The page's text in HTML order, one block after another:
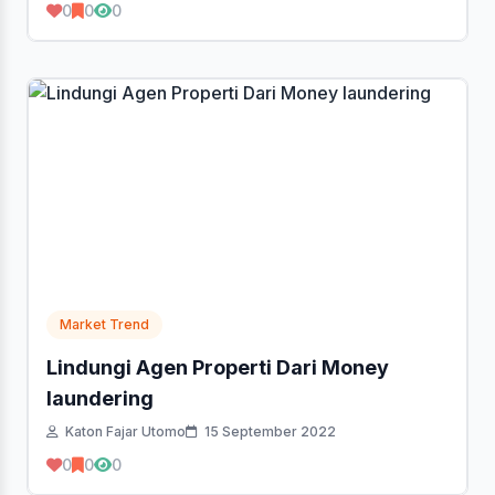
0 0 0
Market Trend
Lindungi Agen Properti Dari Money
laundering
Katon Fajar Utomo 15 September 2022
0 0 0